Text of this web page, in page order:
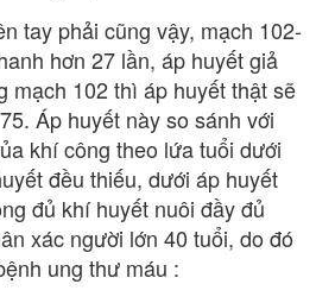
tay phải cũng vậy, mạch 102-
hơn 27 lần, áp huyết giả
mạch 102 thì áp huyết thật sẽ
Áp huyết này so sánh với
khí công theo lứa tuổi dưới
đều thiếu, dưới áp huyết
đủ khí huyết nuôi đầy đủ
xác người lớn 40 tuổi, do đó
ung thư máu :